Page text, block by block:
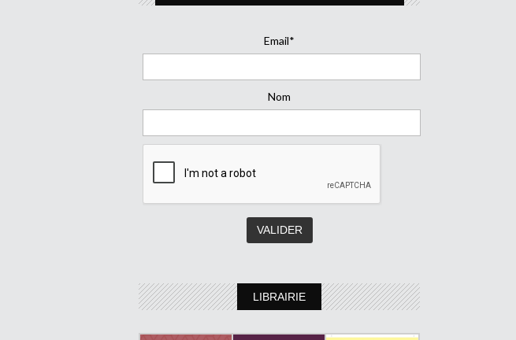
Email*
Nom
LIBRAIRIE